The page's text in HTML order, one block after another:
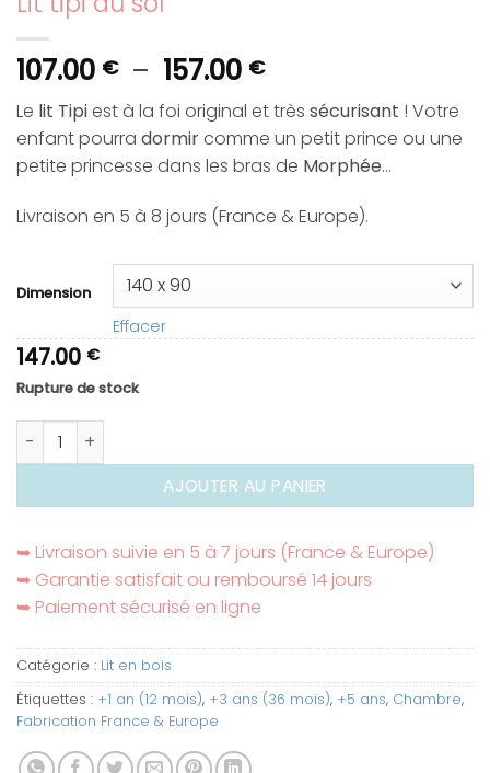
107.00 € – 157.00 €Plage
de
prix :
107.00 €
à
157.00 €
Le lit Tipiest à la foi original et très sécurisant ! Votre
enfant pourra dormircomme un petit prince ou une
petite princesse dans les bras de Morphée…
Livraison en 5 à 8 jours (France & Europe).
Dimension
Effacer
147.00 €
Rupture de stock
quantité de Lit tipi au sol
AJOUTER AU PANIER
➥ Livraison suivie en 5 à 7 jours (France & Europe)
➥ Garantie satisfait ou remboursé 14 jours
➥ Paiement sécurisé en ligne
Catégorie : Lit en bois
Étiquettes : +1 an (12 mois), +3 ans (36 mois), +5 ans, Chambre,
Fabrication France & Europe